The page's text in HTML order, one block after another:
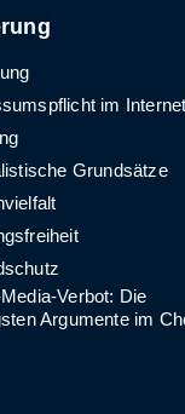
im Internet
Grundsätze
Verbot: Die
Argumente im